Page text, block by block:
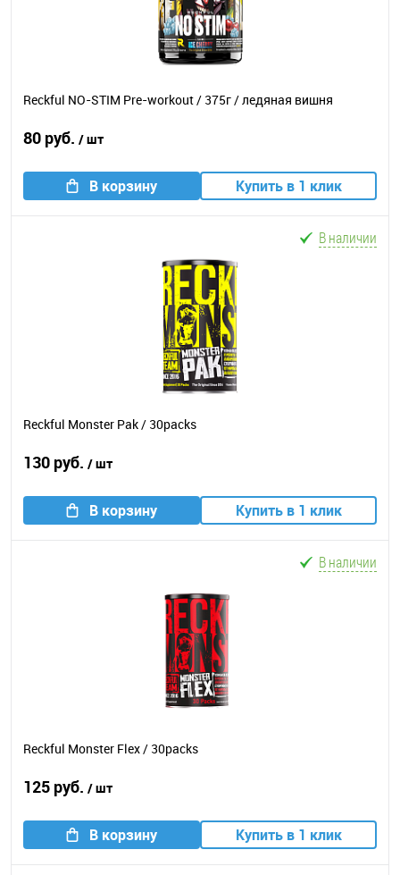
Reckful NO-STIM Pre-workout / 375г / ледяная вишня
80 руб. / шт
В корзину Купить в 1 клик
В наличии
Reckful Monster Pak / 30packs
130 руб. / шт
В корзину Купить в 1 клик
В наличии
Reckful Monster Flex / 30packs
125 руб. / шт
В корзину Купить в 1 клик